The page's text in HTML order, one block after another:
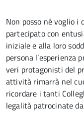
Non posso né voglio i
partecipato con
iniziale e alla loro
persona l’esperienza
veri protagonisti del
attività rimarrà nel
ricordare i tanti
legalità patrocinate